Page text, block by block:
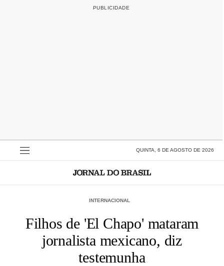
QUINTA, 6 DE AGOSTO DE 2026
INTERNACIONAL
Filhos de 'El Chapo' mataram
jornalista mexicano, diz
testemunha